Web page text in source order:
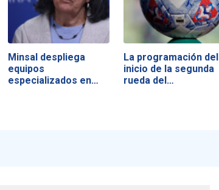
Minsal despliega
equipos
especializados en
La programación del
inicio de la segunda
rueda del…